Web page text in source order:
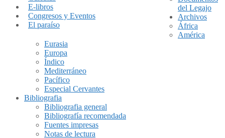
E-libros
Congresos y Eventos
El paraíso
del Legajo
Archivos
África
América
Eurasia
Europa
Índico
Mediterráneo
Pacífico
Especial Cervantes
Bibliografia
Bibliografia general
Bibliografía recomendada
Fuentes impresas
Notas de lectura